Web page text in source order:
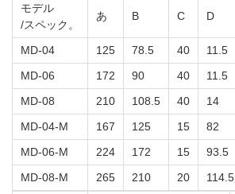
モデル
/スペック。
あ B C D
MD-04 125 78.5 40 11.5
MD-06
172 90 40 11.5
MD-08
210 108.5 40 14
MD-04-M
167 125 15 82
MD-06-M
224 172 15 93.5
MD-08-M
265 210 20 114.5